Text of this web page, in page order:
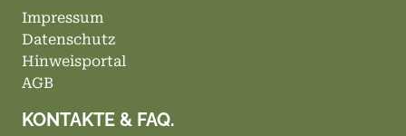
Impressum
Datenschutz
Hinweisportal
AGB
KONTAKTE & FAQ.